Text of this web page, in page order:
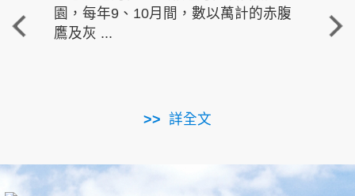
園，每年9、10月間，數以萬計的赤腹
鷹及灰 ...
詳全文
重
走進